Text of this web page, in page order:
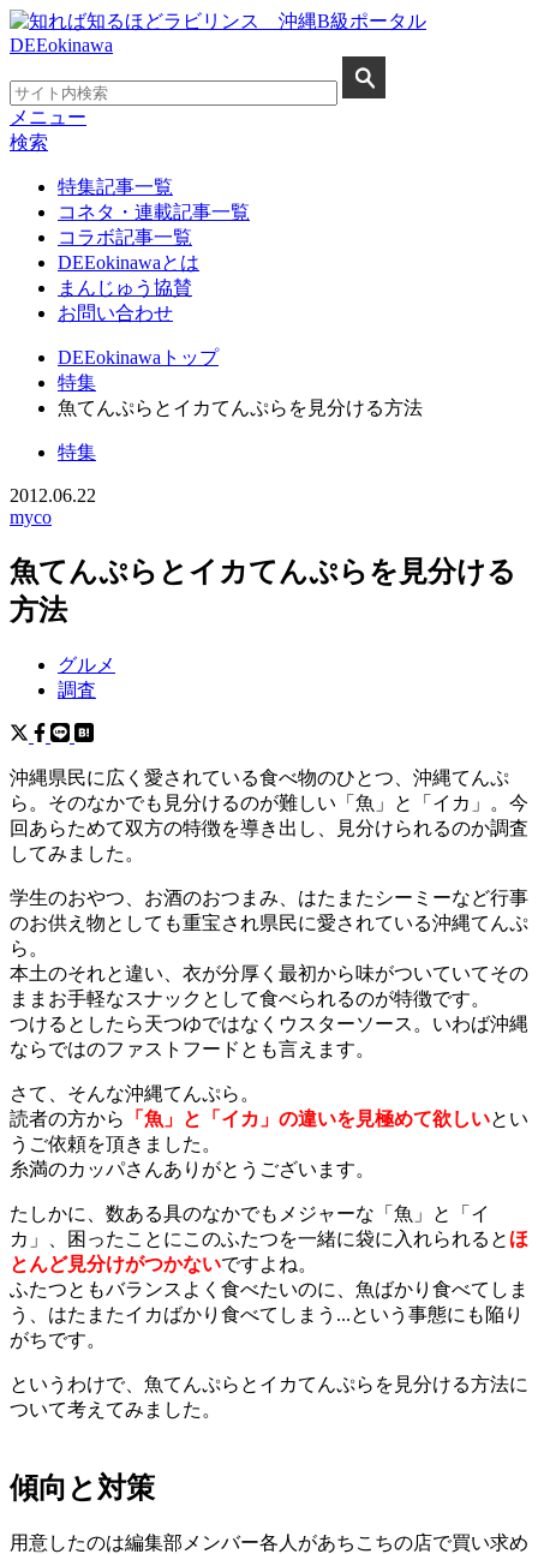
メニュー
検索
特集記事一覧
コネタ・連載記事一覧
コラボ記事一覧
DEEokinawaとは
まんじゅう協賛
お問い合わせ
DEEokinawaトップ
特集
魚てんぷらとイカてんぷらを見分ける方法
特集
2012.06.22
myco
魚てんぷらとイカてんぷらを見分ける
方法
グルメ
調査
沖縄県民に広く愛されている食べ物のひとつ、沖縄てんぷ
ら。そのなかでも見分けるのが難しい「魚」と「イカ」。今
回あらためて双方の特徴を導き出し、見分けられるのか調査
してみました。
学生のおやつ、お酒のおつまみ、はたまたシーミーなど行事
のお供え物としても重宝され県民に愛されている沖縄てんぷ
ら。
本土のそれと違い、衣が分厚く最初から味がついていてその
ままお手軽なスナックとして食べられるのが特徴です。
つけるとしたら天つゆではなくウスターソース。いわば沖縄
ならではのファストフードとも言えます。
さて、そんな沖縄てんぷら。
読者の方から
「魚」と「イカ」の違いを見極めて欲しいとい
うご依頼を頂きました。
糸満のカッパさんありがとうございます。
たしかに、数ある具のなかでもメジャーな「魚」と「イ
カ」、困ったことにこのふたつを一緒に袋に入れられると ほ
とんど見分けがつかないですよね。
ふたつともバランスよく食べたいのに、魚ばかり食べてしま
う、はたまたイカばかり食べてしまう...という事態にも陥り
がちです。
というわけで、魚てんぷらとイカてんぷらを見分ける方法に
ついて考えてみました。
傾向と対策
用意したのは編集部メンバー各人があちこちの店で買い求め